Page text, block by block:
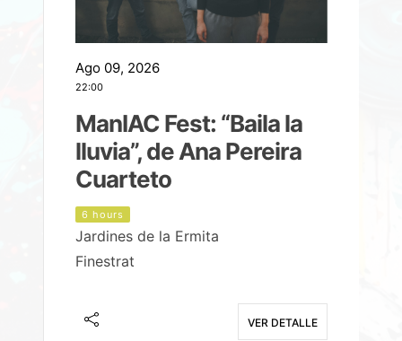
Ago 09, 2026
22:00
ManIAC Fest: “Baila la
lluvia”, de Ana Pereira
Cuarteto
6 hours
Jardines de la Ermita
Finestrat
VER DETALLE